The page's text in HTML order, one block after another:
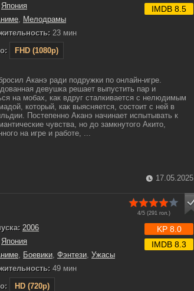
Япония
Мелодрамы
23 мин
FHD (1080p)
IMDB 8.5
Аканэ ради подружки по онлайн-игре.
девушка решает выпустить пар и
на мобах, как вдруг сталкивается с нелюдимым
который, как выясняется, состоит с ней в
Постепенно Аканэ начинает испытывать к
чувства, но до замкнутого Акито,
на игре и работе, ...
17.05.2025
4/5 (291гол.)
2006
Япония
, Боевики, Фэнтези, Ужасы
49 мин
HD (720p)
KP 8.0
IMDB 8.3